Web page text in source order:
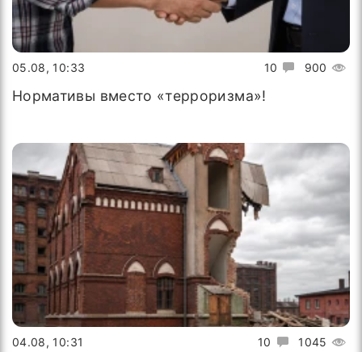
10 900
05.08, 10:33
Нормативы вместо «терроризма»!
10 1045
04.08, 10:31